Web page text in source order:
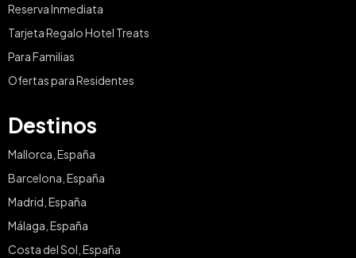
Reserva Inmediata
Tarjeta Regalo Hotel Treats
Para Familias
Ofertas para Residentes
Destinos
Mallorca, España
Barcelona, España
Madrid, España
Málaga, España
Costa del Sol, España